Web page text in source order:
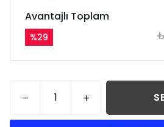
Avantajlı Toplam
%29